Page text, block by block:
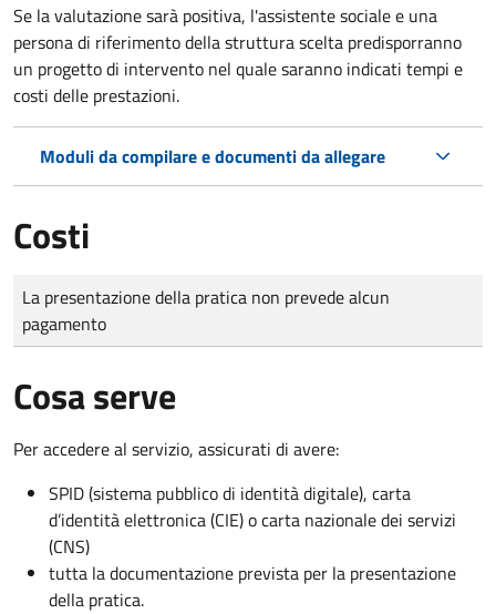
Se la valutazione sarà positiva, l'assistente sociale e una
persona di riferimento della struttura scelta predisporranno
un progetto di intervento nel quale saranno indicati tempi e
costi delle prestazioni.
Moduli da compilare e documenti da allegare
Costi
Tipo di pagamento
Importo
La presentazione della pratica non prevede alcun
pagamento
Cosa serve
Per accedere al servizio, assicurati di avere:
SPID (sistema pubblico di identità digitale), carta
d’identità elettronica (CIE) o carta nazionale dei servizi
(CNS)
tutta la documentazione prevista per la presentazione
della pratica.